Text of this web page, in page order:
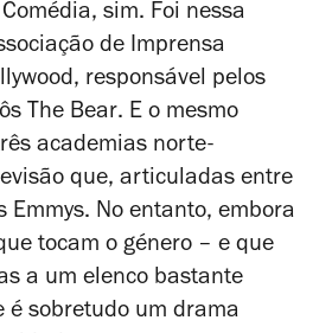
sim. Foi nessa
de Imprensa
responsável pelos
The Bear. E o mesmo
academias norte-
que, articuladas entre
Emmys. No entanto, embora
tocam o género – e que
a um elenco bastante
é sobretudo um drama